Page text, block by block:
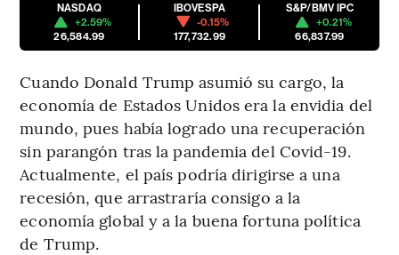
NASDAQ
+2.59%
26,584.99
IBOVESPA
-0.15%
177,732.99
S&P/BMV IPC
+0.21%
66,837.99
Cuando Donald Trump asumió su cargo, la
economía de Estados Unidos era la envidia del
mundo, pues había logrado una recuperación
sin parangón tras la pandemia del Covid-19.
Actualmente, el país podría dirigirse a una
recesión, que arrastraría consigo a la
economía global y a la buena fortuna política
de Trump.